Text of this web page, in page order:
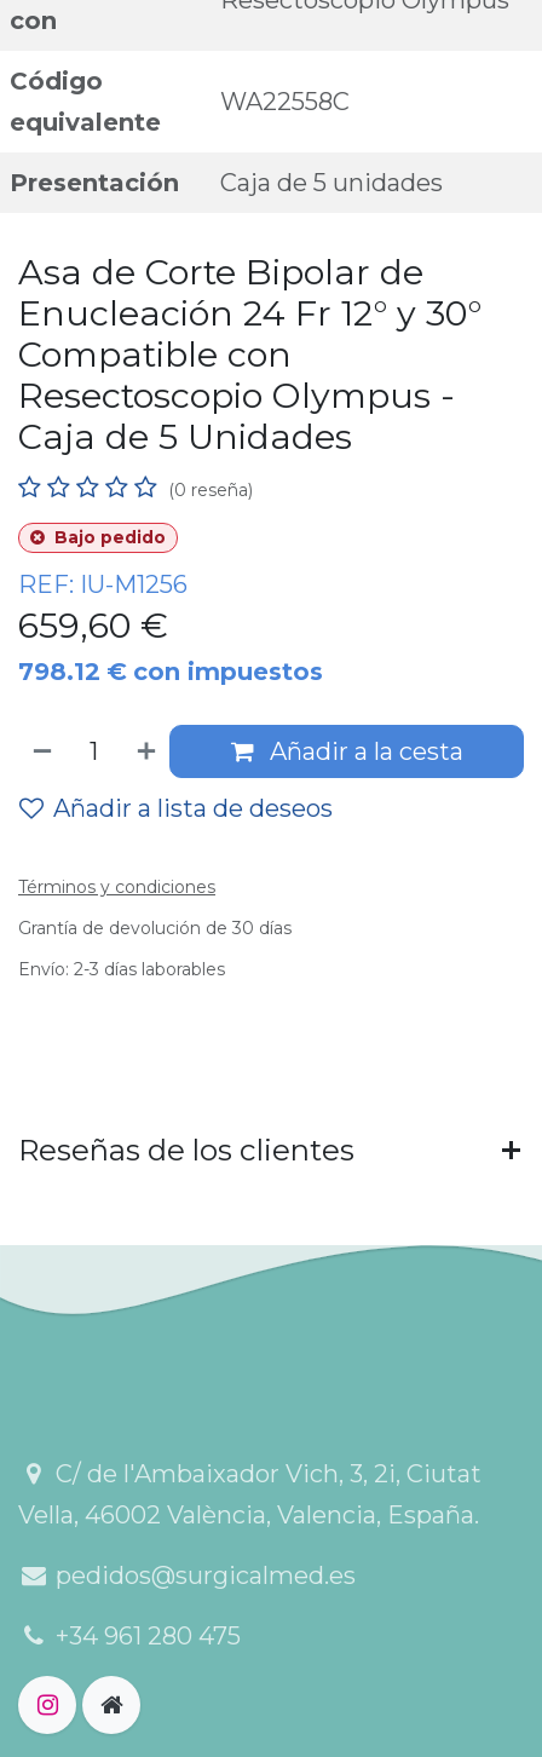
con
Código
equivalente
WA22558C
Presentación Caja de 5 unidades
Asa de Corte Bipolar de
Enucleación 24 Fr 12° y 30°
Compatible con
Resectoscopio Olympus -
Caja de 5 Unidades
(0 reseña)
Bajo pedido
REF: IU-M1256
659,60 €
798.12 € con impuestos
Añadir a la cesta
Añadir a lista de deseos
Términos y condiciones
Grantía de devolución de 30 días
Envío: 2-3 días laborables
Reseñas de los clientes
C/ de l'Ambaixador Vich, 3, 2i, Ciutat
Vella, 46002 València, Valencia, España.
pedidos@surgicalmed.es
+34 961 280 475